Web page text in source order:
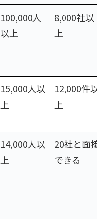
利用者数
求人・企
業数
100,000人
以上
8,000社以
上
15,000人以
上
12,000件
上
14,000人以
上
20社と面
できる